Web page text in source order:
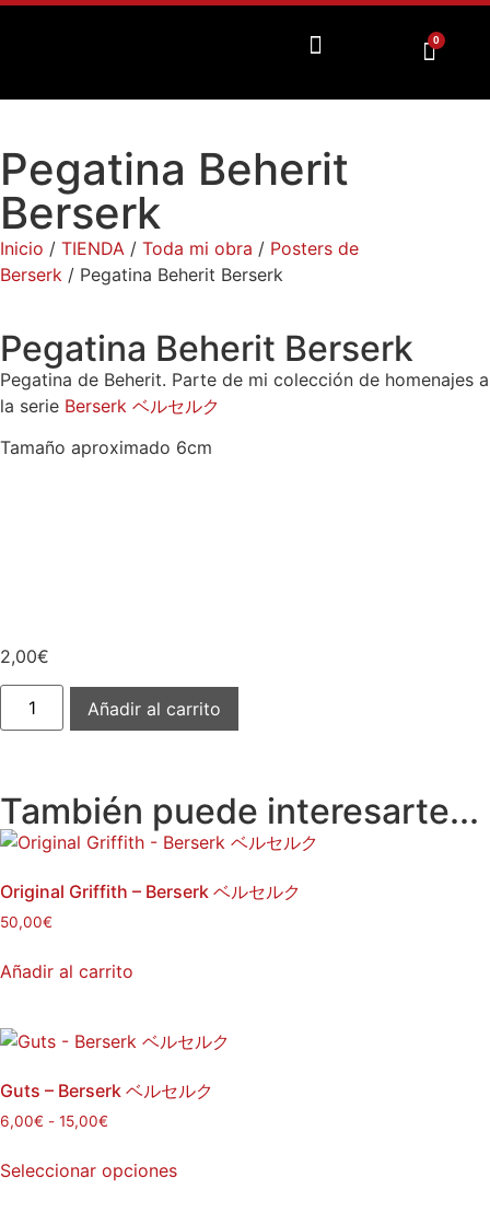
0
Pegatina Beherit
Berserk
Inicio / TIENDA / Toda mi obra / Posters de
Berserk / Pegatina Beherit Berserk
Pegatina Beherit Berserk
Pegatina de Beherit. Parte de mi colección de homenajes a
la serie Berserk ベルセルク
Tamaño aproximado 6cm
2,00€
Añadir al carrito
También puede interesarte...
Original Griffith – Berserk ベルセルク
50,00€
Añadir al carrito
Guts – Berserk ベルセルク
6,00€ - 15,00€
Seleccionar opciones